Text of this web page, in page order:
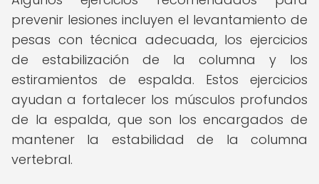
prevenir lesiones incluyen el levantamiento de
pesas con técnica adecuada, los ejercicios
de estabilización de la columna y los
estiramientos de espalda. Estos ejercicios
ayudan a fortalecer los músculos profundos
de la espalda, que son los encargados de
mantener la estabilidad de la columna
vertebral.